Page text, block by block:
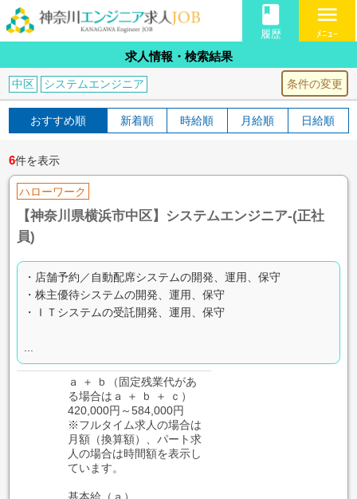
book
履歴
menu
ﾒﾆｭｰ
求人情報・検索結果
条件の変更
中区 システムエンジニア
おすすめ順 新着順 時給順 月給順 日給順
6件を表示
ハローワーク
【神奈川県横浜市中区】システムエンジニア-(正社
員)
・店舗予約／自動配席システムの開発、運用、保守
・株主優待システムの開発、運用、保守
・ＩＴシステムの受託開発、運用、保守
...
ａ ＋ ｂ（固定残業代があ
る場合はａ ＋ ｂ ＋ ｃ）
420,000円～584,000円
※フルタイム求人の場合は
月額（換算額）、パート求
人の場合は時間額を表示し
ています。